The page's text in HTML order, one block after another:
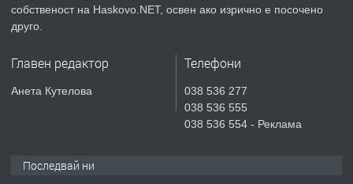
ПРЕДЛАГА
Продавам парцел в гр. Хасково кв.
СГЛОБЯВАНЕ НА МЕБЕЛИ.
собственост на Haskovo.NET, освен ако изрично е посочено
друго.
Главен редактор
Анета Кутелова
Телефони
038 536 277
038 536 555
038 536 554 - Реклама
Последвай ни